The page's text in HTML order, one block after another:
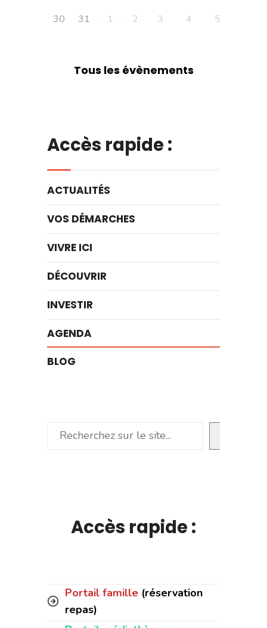
30
31 1 2 3 4 5
Tous les évènements
Accès rapide :
ACTUALITÉS
VOS DÉMARCHES
VIVRE ICI
DÉCOUVRIR
INVESTIR
AGENDA
BLOG
Rechercher
Accès rapide :
Portail famille (réservation
repas)